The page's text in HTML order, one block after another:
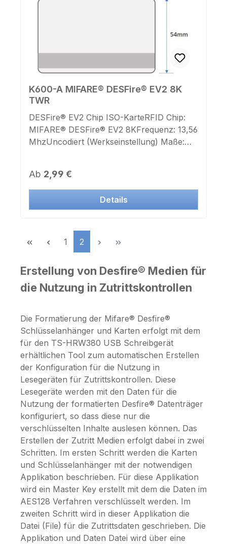
K600-A MIFARE® DESFire® EV2 8K
TWR
DESFire® EV2 Chip ISO-KarteRFID Chip:
MIFARE® DESFire® EV2 8KFrequenz: 13,56
MhzUncodiert (Werkseinstellung) Maße:
hoch , 4mm vom Rand beginnendDer TWR
Bereich kann mit einem TWR Drucker
vielfach beschrieben und wieder gelöscht
Regulärer Preis:
Ab 2,99 €
Details
Seite
1 Seite
2
Erstellung von Desfire® Medien für
die Nutzung in Zutrittskontrollen
Die Formatierung der Mifare® Desfire®
Schlüsselanhänger und Karten erfolgt mit dem
für den TS-HRW380 USB Schreibgerät
erhältlichen Tool zum automatischen Erstellen
der Konfiguration für die Nutzung in
Lesegeräten für Zutrittskontrollen. Diese
Lesegeräte werden mit den Daten für die
Nutzung der formatierten Desfire® Datenträger
konfiguriert, so dass diese nur die
verschlüsselten Inhalte auslesen können. Das
Erstellen der Zutritt Medien erfolgt dabei in zwei
Schritten. Im ersten Schritt werden die Karten
und Schlüsselanhänger mit der notwendigen
Applikation beschrieben. Für diese Applikation
wird ein Master Key erstellt mit dem die Daten im
AES128 Verfahren verschlüsselt werden. Im
zweiten Schritt wird in dieser Applikation die
Datei (File) für die Zutrittsdaten geschrieben. Die
Applikation und Daten Datei wird über eine